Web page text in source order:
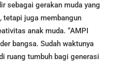
sebagai gerakan muda yang
tetapi juga membangun
anak muda. “AMPI
bangsa. Sudah waktunya
ruang tumbuh bagi generasi